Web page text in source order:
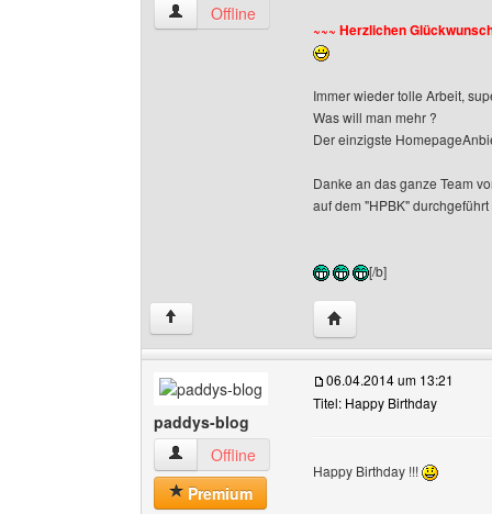
StoOleZz4ever Benutzer-Profile anzeigen
Offline
~~~ Herzlichen
Immer wieder tolle Arbeit,
Was will man mehr ?
Der einzigste
Danke an das ganze Team
auf dem "HPBK"
[/b]
↑ Website dieses
paddys-blog
paddys-blog Benutzer-Profile anzeigen
Offline
Premium
06.04.2014 um 13:21
Titel: Happy Birthday
Happy Birthday !!!